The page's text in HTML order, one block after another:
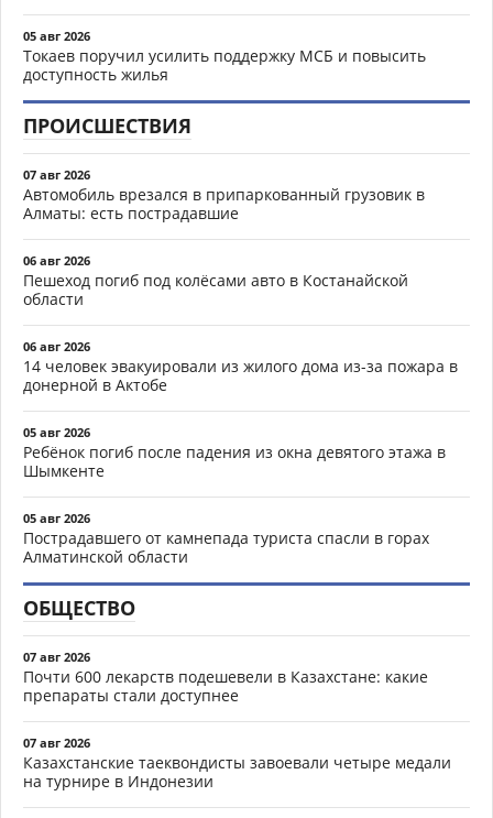
05 авг 2026
Токаев поручил усилить поддержку МСБ и повысить
доступность жилья
ПРОИСШЕСТВИЯ
07 авг 2026
Автомобиль врезался в припаркованный грузовик в
Алматы: есть пострадавшие
06 авг 2026
Пешеход погиб под колёсами авто в Костанайской
области
06 авг 2026
14 человек эвакуировали из жилого дома из-за пожара в
донерной в Актобе
05 авг 2026
Ребёнок погиб после падения из окна девятого этажа в
Шымкенте
05 авг 2026
Пострадавшего от камнепада туриста спасли в горах
Алматинской области
ОБЩЕСТВО
07 авг 2026
Почти 600 лекарств подешевели в Казахстане: какие
препараты стали доступнее
07 авг 2026
Казахстанские таеквондисты завоевали четыре медали
на турнире в Индонезии